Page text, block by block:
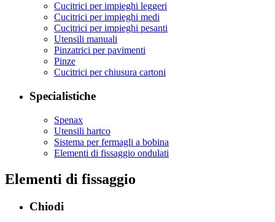
Cucitrici per impieghi leggeri
Cucitrici per impieghi medi
Cucitrici per impieghi pesanti
Utensili manuali
Pinzatrici per pavimenti
Pinze
Cucitrici per chiusura cartoni
Specialistiche
Spenax
Utensili hartco
Sistema per fermagli a bobina
Elementi di fissaggio ondulati
Elementi di fissaggio
Chiodi